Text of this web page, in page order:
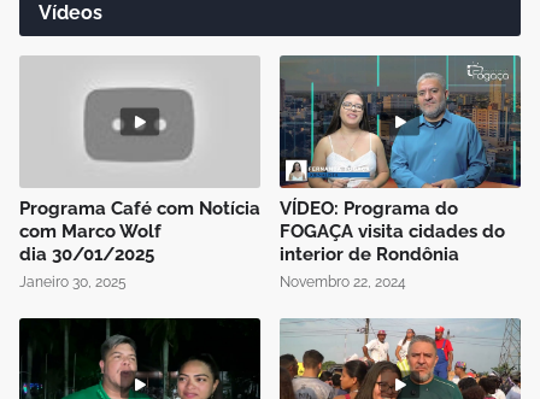
Vídeos
Programa Café com Notícia
com Marco Wolf
dia 30/01/2025
Janeiro 30, 2025
VÍDEO: Programa do
FOGAÇA visita cidades do
interior de Rondônia
Novembro 22, 2024